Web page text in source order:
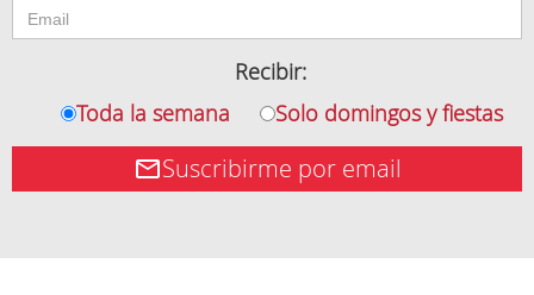
Recibir:
Toda la semana
Solo domingos y fiestas
Suscribirme por email